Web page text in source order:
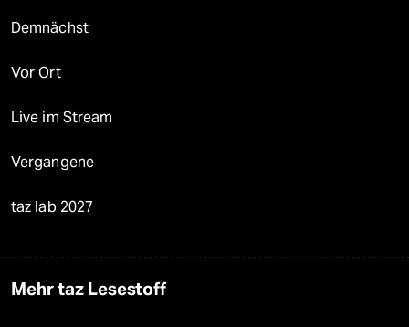
Demnächst
Vor Ort
Live im Stream
Vergangene
taz lab 2027
Mehr taz Lesestoff